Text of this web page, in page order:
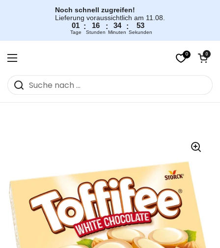
Noch schnell zugreifen!
Lieferung voraussichtlich am 11.08.
01
Tage
: 16
Stunden
: 34
Minuten
: 52
Sekunden
Menü öffnen
0Warenkorb
0